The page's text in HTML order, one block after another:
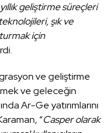
geliştirme süreçleri
şık ve
için
ve geliştirme
ve geleceğin
Ar-Ge yatırımlarını
“Casper olarak